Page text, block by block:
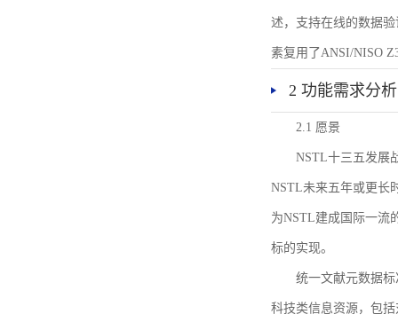
述，支持在线的数据
素复用了ANSI/NISO
2 功能需求分析
2.1 愿景
NSTL十三五发展
NSTL未来五年或更长
为NSTL建成国际一流
标的实现。
统一文献元数据
科技类信息资源，包